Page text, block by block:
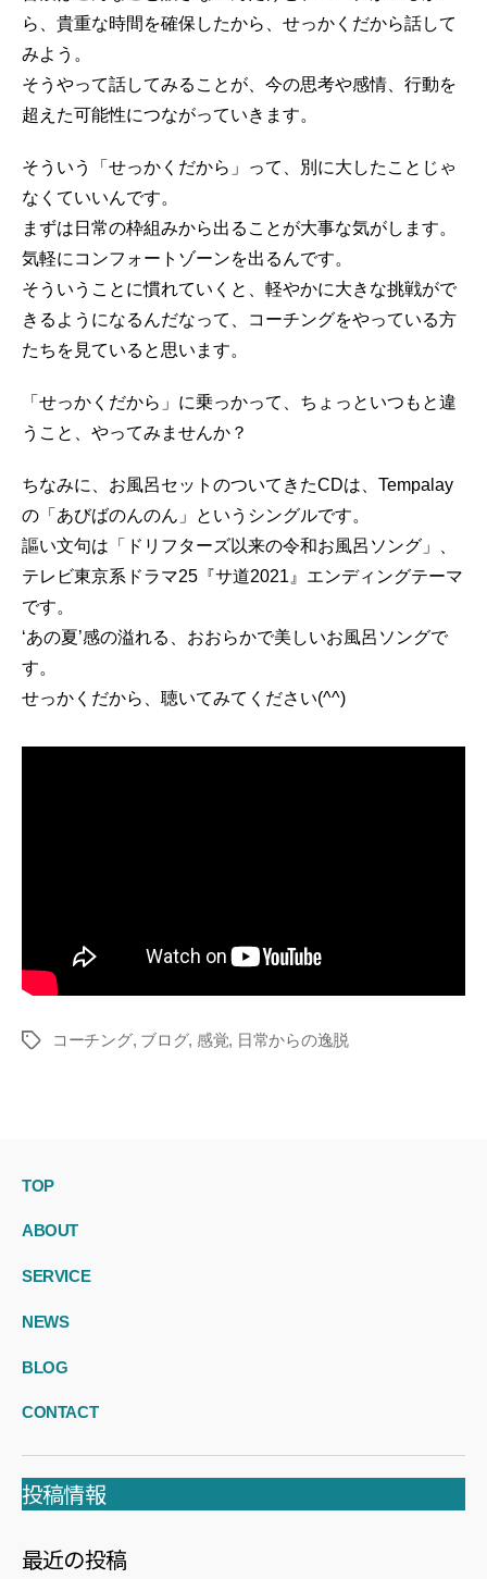
ら、貴重な時間を確保したから、せっかくだから話して
みよう。
そうやって話してみることが、今の思考や感情、行動を
超えた可能性につながっていきます。
そういう「せっかくだから」って、別に大したことじゃ
なくていいんです。
まずは日常の枠組みから出ることが大事な気がします。
気軽にコンフォートゾーンを出るんです。
そういうことに慣れていくと、軽やかに大きな挑戦がで
きるようになるんだなって、コーチングをやっている方
たちを見ていると思います。
「せっかくだから」に乗っかって、ちょっといつもと違
うこと、やってみませんか？
ちなみに、お風呂セットのついてきたCDは、Tempalay
の「あびばのんのん」というシングルです。
謳い文句は「ドリフターズ以来の令和お風呂ソング」、
テレビ東京系ドラマ25『サ道2021』エンディングテーマ
です。
‘あの夏’感の溢れる、おおらかで美しいお風呂ソングで
す。
せっかくだから、聴いてみてください(^^)
Tags コーチング, ブログ, 感覚, 日常からの逸脱
TOP
ABOUT
SERVICE
NEWS
BLOG
CONTACT
投稿情報
最近の投稿